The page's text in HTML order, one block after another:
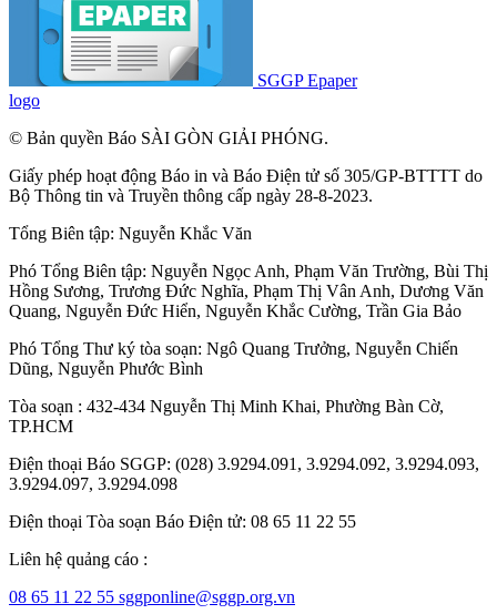
SGGP Epaper
logo
© Bản quyền Báo SÀI GÒN GIẢI PHÓNG.
Giấy phép hoạt động Báo in và Báo Điện tử số 305/GP-BTTTT do
Bộ Thông tin và Truyền thông cấp ngày 28-8-2023.
Tổng Biên tập: Nguyễn Khắc Văn
Phó Tổng Biên tập: Nguyễn Ngọc Anh, Phạm Văn Trường, Bùi Thị
Hồng Sương, Trương Đức Nghĩa, Phạm Thị Vân Anh, Dương Văn
Quang, Nguyễn Đức Hiển, Nguyễn Khắc Cường, Trần Gia Bảo
Phó Tổng Thư ký tòa soạn: Ngô Quang Trưởng, Nguyễn Chiến
Dũng, Nguyễn Phước Bình
Tòa soạn : 432-434 Nguyễn Thị Minh Khai, Phường Bàn Cờ,
TP.HCM
Điện thoại Báo SGGP: (028) 3.9294.091, 3.9294.092, 3.9294.093,
3.9294.097, 3.9294.098
Điện thoại Tòa soạn Báo Điện tử: 08 65 11 22 55
Liên hệ quảng cáo :
08 65 11 22 55 sggponline@sggp.org.vn